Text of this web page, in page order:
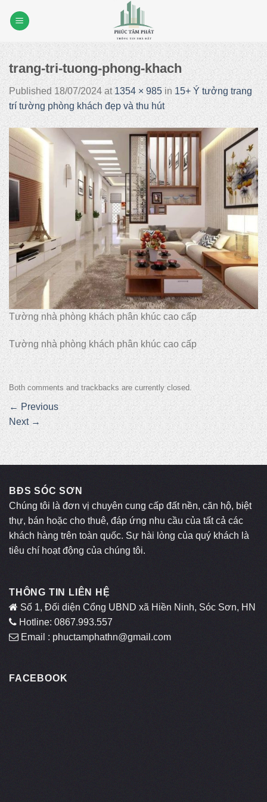
trang-tri-tuong-phong-khach
Published 18/07/2024 at1354 × 985 in 15+ Ý tưởng trang
trí tường phòng khách đẹp và thu hút
Tường nhà phòng khách phân khúc cao cấp
Tường nhà phòng khách phân khúc cao cấp
Both comments and trackbacks are currently closed.
← Previous
Next →
BĐS SÓC SƠN
Chúng tôi là đơn vị chuyên cung cấp đất nền, căn hộ, biệt
thự, bán hoặc cho thuê, đáp ứng nhu cầu của tất cả các
khách hàng trên toàn quốc. Sự hài lòng của quý khách là
tiêu chí hoạt động của chúng tôi.
THÔNG TIN LIÊN HỆ
Số 1, Đối diện Cổng UBND xã Hiền Ninh, Sóc Sơn, HN
Hotline: 0867.993.557
Email : phuctamphathn@gmail.com
FACEBOOK